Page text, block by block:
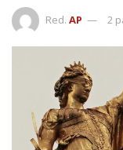
Red. AP 2